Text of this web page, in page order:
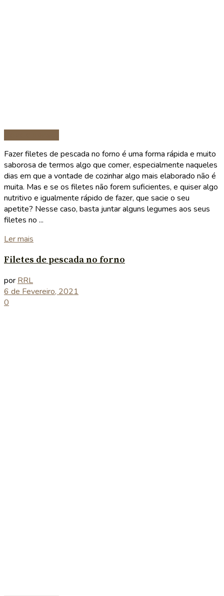
Fazer filetes de pescada no forno é uma forma rápida e muito
saborosa de termos algo que comer, especialmente naqueles
dias em que a vontade de cozinhar algo mais elaborado não é
muita. Mas e se os filetes não forem suficientes, e quiser algo
nutritivo e igualmente rápido de fazer, que sacie o seu
apetite? Nesse caso, basta juntar alguns legumes aos seus
filetes no ...
Ler mais
Filetes de pescada no forno
por RRL
6 de Fevereiro, 2021
0